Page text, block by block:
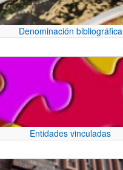
Denominación bibliográfica
Entidades vinculadas